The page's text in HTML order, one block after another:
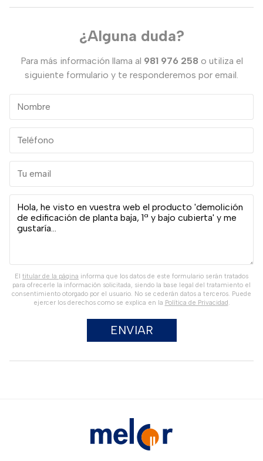
¿Alguna duda?
Para más información llama al 981 976 258 o utiliza el
siguiente formulario y te responderemos por email.
El titular de la página informa que los datos de este formulario serán tratados
para ofrecerle la información solicitada, siendo la base legal del tratamiento el
consentimiento otorgado por el usuario. No se cederán datos a terceros. Puede
ejercer los derechos como se explica en la Política de Privacidad .